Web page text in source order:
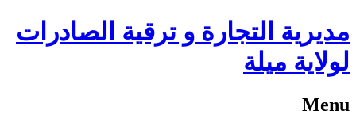
مديرية التجارة و ترقية الصادرات
لولاية ميلة
Menu